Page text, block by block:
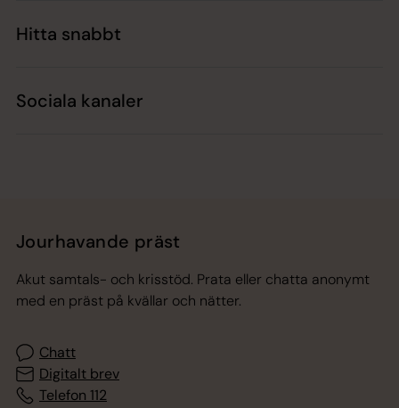
Hitta snabbt
Sociala kanaler
Jourhavande präst
Akut samtals- och krisstöd. Prata eller chatta anonymt
med en präst på kvällar och nätter.
Chatt
Digitalt brev
Telefon 112